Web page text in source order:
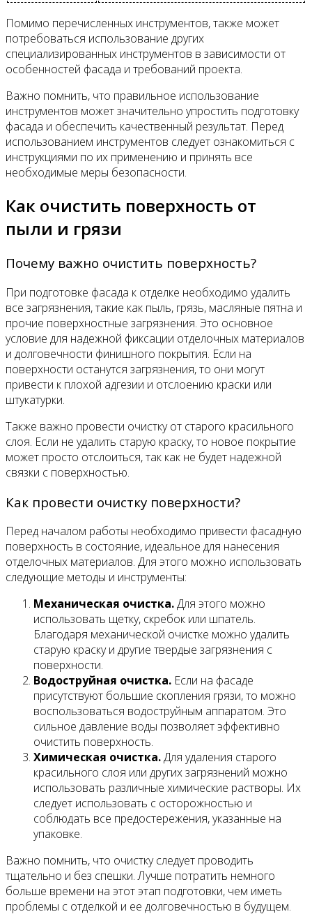
Помимо перечисленных инструментов, также может
потребоваться использование других
специализированных инструментов в зависимости от
особенностей фасада и требований проекта.
Важно помнить, что правильное использование
инструментов может значительно упростить подготовку
фасада и обеспечить качественный результат. Перед
использованием инструментов следует ознакомиться с
инструкциями по их применению и принять все
необходимые меры безопасности.
Как очистить поверхность от
пыли и грязи
Почему важно очистить поверхность?
При подготовке фасада к отделке необходимо удалить
все загрязнения, такие как пыль, грязь, масляные пятна и
прочие поверхностные загрязнения. Это основное
условие для надежной фиксации отделочных материалов
и долговечности финишного покрытия. Если на
поверхности останутся загрязнения, то они могут
привести к плохой адгезии и отслоению краски или
штукатурки.
Также важно провести очистку от старого красильного
слоя. Если не удалить старую краску, то новое покрытие
может просто отслоиться, так как не будет надежной
связки с поверхностью.
Как провести очистку поверхности?
Перед началом работы необходимо привести фасадную
поверхность в состояние, идеальное для нанесения
отделочных материалов. Для этого можно использовать
следующие методы и инструменты:
Механическая очистка.Для этого можно
использовать щетку, скребок или шпатель.
Благодаря механической очистке можно удалить
старую краску и другие твердые загрязнения с
поверхности.
Водоструйная очистка. Если на фасаде
присутствуют большие скопления грязи, то можно
воспользоваться водоструйным аппаратом. Это
сильное давление воды позволяет эффективно
очистить поверхность.
Химическая очистка.Для удаления старого
красильного слоя или других загрязнений можно
использовать различные химические растворы. Их
следует использовать с осторожностью и
соблюдать все предостережения, указанные на
упаковке.
Важно помнить, что очистку следует проводить
тщательно и без спешки. Лучше потратить немного
больше времени на этот этап подготовки, чем иметь
проблемы с отделкой и ее долговечностью в будущем.